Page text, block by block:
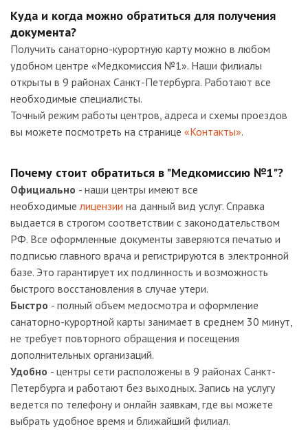
Куда и когда можно обратиться для получения
документа?
Получить санаторно-курортную карту можно в любом
удобном центре «Медкомиссия №1». Наши филиалы
открыты в 9 районах Санкт-Петербурга. Работают все
необходимые специалисты.
Точный режим работы центров, адреса и схемы проездов
вы можете посмотреть на странице «Контакты».
Почему стоит обратиться в "Медкомиссию №1"?
Официально - наши центры имеют все
необходимыелицензии на данный вид услуг. Справка
выдается в строгом соответствии с законодательством
РФ. Все оформленные документы заверяются печатью и
подписью главного врача и регистрируются в электронной
базе. Это гарантирует их подлинность и возможность
быстрого восстановления в случае утери.
Быстро - полный объем медосмотра и оформление
санаторно-курортной карты занимает в среднем 30 минут,
не требует повторного обращения и посещения
дополнительных организаций.
Удобно - центры сети расположены в 9 районах Санкт-
Петербурга и работают без выходных. Запись на услугу
ведется по телефону и онлайн заявкам, где вы можете
выбрать удобное время и ближайший филиал.